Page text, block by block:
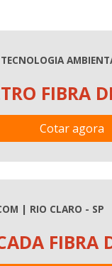
FIBRA
Cotar agora
| RIO CLARO - SP
FIBRA